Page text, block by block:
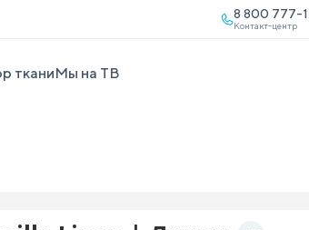
8 800 777-
Контакт-центр
тканиМы на ТВ